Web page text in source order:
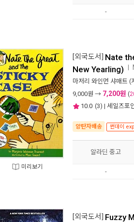
-
미리보기
[외국도서] Nate
New Yearling)
마저리 와인먼 샤매트 (
9,000원 → 7,200원 (
10.0 (3) | 세일즈포
양탄자배송 썬데이
알라딘 중고
-
[외국도서] Fuzzy